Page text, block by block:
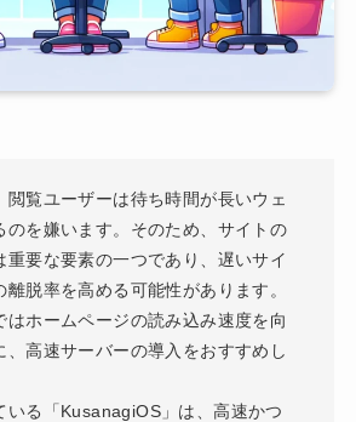
閲覧ユーザーは待ち時間が長いウェ
のを嫌います。そのため、サイトの
重要な要素の一つであり、遅いサイ
離脱率を高める可能性があります。
はホームページの読み込み速度を向
、高速サーバーの導入をおすすめし
いる「KusanagiOS」は、高速かつ